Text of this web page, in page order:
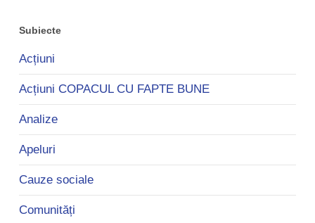
Subiecte
Acțiuni
Acțiuni COPACUL CU FAPTE BUNE
Analize
Apeluri
Cauze sociale
Comunități